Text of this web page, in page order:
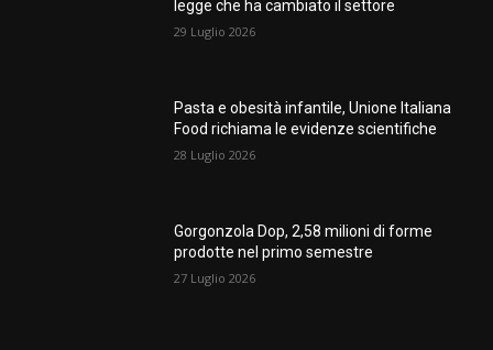
legge che ha cambiato il settore
29 Luglio 2026
Pasta e obesità infantile, Unione Italiana
Food richiama le evidenze scientifiche
28 Luglio 2026
Gorgonzola Dop, 2,58 milioni di forme
prodotte nel primo semestre
27 Luglio 2026